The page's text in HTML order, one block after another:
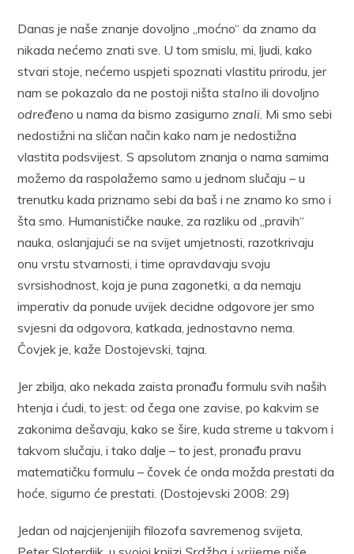
Danas je naše znanje dovoljno „moćno“ da znamo da
nikada nećemo znati sve. U tom smislu, mi, ljudi, kako
stvari stoje, nećemo uspjeti spoznati vlastitu prirodu, jer
nam se pokazalo da ne postoji ništastalnoili dovoljno
određenou nama da bismo zasigurno znali . Mi smo sebi
nedostižni na sličan način kako nam je nedostižna
vlastita podsvijest .S apsolutom znanja o nama samima
možemo da raspolažemo samo u jednom slučaju – u
trenutku kada priznamo sebi da baš i ne znamo ko smo i
šta smo. Humanističke nauke, za razliku od „pravih“
nauka, oslanjajući se na svijet umjetnosti, razotkrivaju
onu vrstu stvarnosti, i time opravdavaju svoju
svrsishodnost, koja je puna zagonetki, a da nemaju
imperativ da ponude uvijek decidne odgovore jer smo
svjesni da odgovora, katkada, jednostavno nema.
Čovjek je, kaže Dostojevski, tajna.
Jer zbilja, ako nekada zaista pronađu formulu svih naših
htenja i ćudi, to jest: od čega one zavise, po kakvim se
zakonima dešavaju, kako se šire, kuda streme u takvom i
takvom slučaju, i tako dalje – to jest, pronađu pravu
matematičku formulu – čovek će onda možda prestati da
hoće, sigurno će prestati. (Dostojevski 2008: 29)
Jedan od najcjenjenijih filozofa savremenog svijeta,